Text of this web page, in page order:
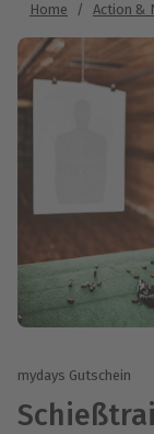
Home / Action &
mydays Gutschein